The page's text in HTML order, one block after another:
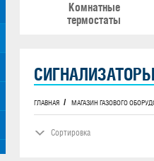
Комнатные
термостаты
ГЛАВНАЯ МАГАЗИН ГАЗОВОГО
Сортировка